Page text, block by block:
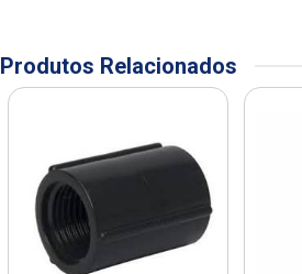
Produtos Relacionados